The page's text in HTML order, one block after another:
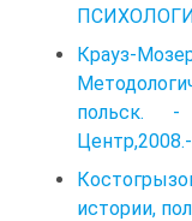
Крауз-
польск. -
истории,